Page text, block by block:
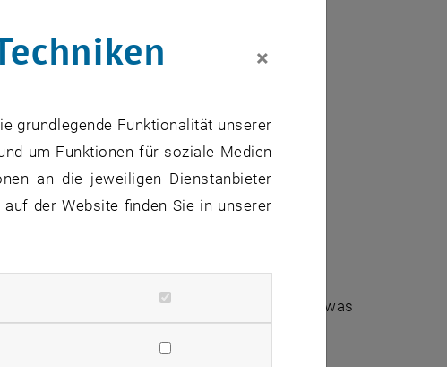
durfte den Forschungsalltag auf der Uni etwas
×
grundlegende Funktionalität unserer
um Funktionen für soziale Medien
an die jeweiligen Dienstanbieter
der Website finden Sie in unserer